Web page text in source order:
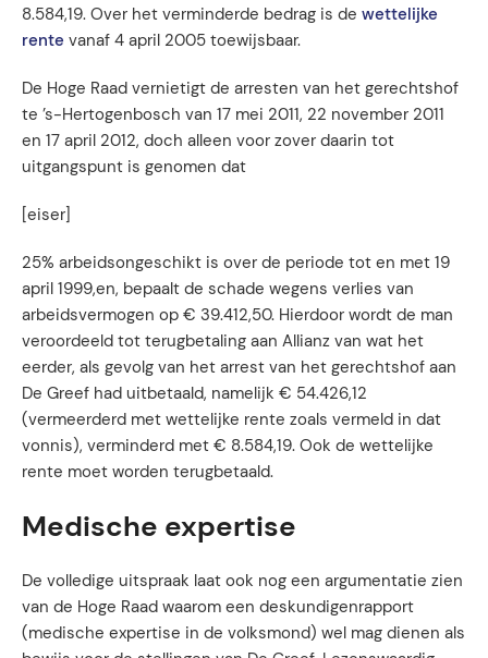
8.584,19. Over het verminderde bedrag is de wettelijke
rente vanaf 4 april 2005 toewijsbaar.
De Hoge Raad vernietigt de arresten van het gerechtshof
te ’s-Hertogenbosch van 17 mei 2011, 22 november 2011
en 17 april 2012, doch alleen voor zover daarin tot
uitgangspunt is genomen dat
[eiser]
25% arbeidsongeschikt is over de periode tot en met 19
april 1999,en, bepaalt de schade wegens verlies van
arbeidsvermogen op € 39.412,50. Hierdoor wordt de man
veroordeeld tot terugbetaling aan Allianz van wat het
eerder, als gevolg van het arrest van het gerechtshof aan
De Greef had uitbetaald, namelijk € 54.426,12
(vermeerderd met wettelijke rente zoals vermeld in dat
vonnis), verminderd met € 8.584,19. Ook de wettelijke
rente moet worden terugbetaald.
Medische expertise
De volledige uitspraak laat ook nog een argumentatie zien
van de Hoge Raad waarom een deskundigenrapport
(medische expertise in de volksmond) wel mag dienen als